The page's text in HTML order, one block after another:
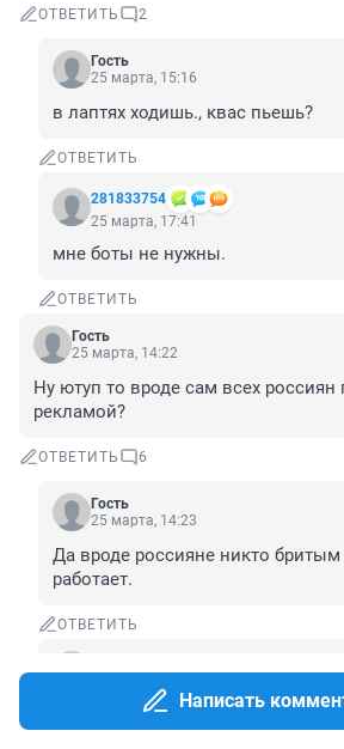
ОТВЕТИТЬ 2
Гость
25 марта, 15:16
в лаптях ходишь., квас пьешь?
ОТВЕТИТЬ
281833754
25 марта, 17:41
мне боты не нужны.
ОТВЕТИТЬ
Гость
25 марта, 14:22
Ну ютуп то вроде сам всех россиян
рекламой?
ОТВЕТИТЬ 6
Гость
25 марта, 14:23
Да вроде россияне никто бритым
работает.
ОТВЕТИТЬ
Да вроде россияне никто бритым
работает.
Написать